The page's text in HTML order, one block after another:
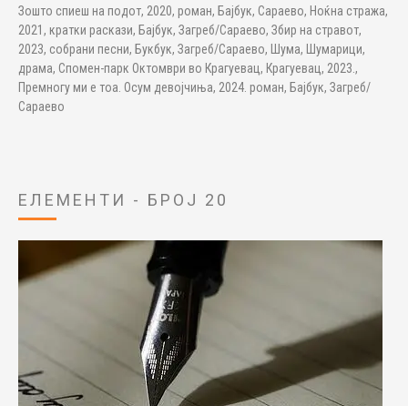
Зошто спиеш на подот, 2020, роман, Бајбук, Сараево, Ноќна стража,
2021, кратки раскази, Бајбук, Загреб/Сараево, Збир на стравот,
2023, собрани песни, Букбук, Загреб/Сараево, Шума, Шумарици,
драма, Спомен-парк Октомври во Крагуевац, Крагуевац, 2023.,
Премногу ми е тоа. Осум девојчиња, 2024. роман, Бајбук, Загреб/
Сараево
ЕЛЕМЕНТИ - БРОЈ 20